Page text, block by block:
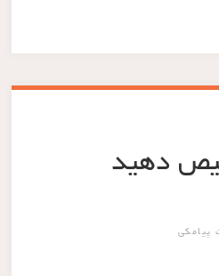
دهید
پیامکی